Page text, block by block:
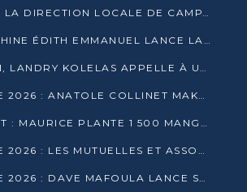
GOMA TSÉ-TSÉ : LA DIRECTION LOCALE DE CAMPAGNE INTENSIFIE LA SENSIBILISATION DANS LES VILLAGES
MAKOUA : DELPHINE ÉDITH EMMANUEL LANCE LA CAMPAGNE POUR DENIS SASSOU-N’GUESSO
À MAKÉLÉKÉLÉ 1, LANDRY KOLELAS APPELLE À UNE MOBILISATION MASSIVE EN FAVEUR DE DENIS SASSOU-N’GUESSO
PRÉSIDENTIELLE 2026 : ANATOLE COLLINET MAKOSSO DÉFEND LE PROJET DE SOCIÉTÉ DE DENIS SASSOU NGUESSO
ENVIRONNEMENT : MAURICE PLANTE 1 500 MANGROVES POUR HONORER WANGARI MAATHAI
PRÉSIDENTIELLE 2026 : LES MUTUELLES ET ASSOCIATIONS S’IMPLIQUENT DANS LA CAMPAGNE ÉLECTORALE À TIÉ-TIÉ 2 (POINTE-NOIRE)
PRÉSIDENTIELLE 2026 : DAVE MAFOULA LANCE SA « VAGUE DU NOUVEAU DÉPART » À IMPFONDO